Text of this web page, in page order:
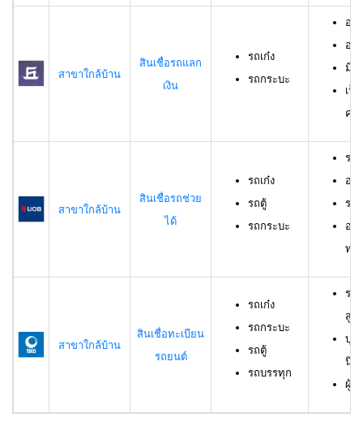
สาขาใกล้บ้าน
สินเชื่อรถแลก
เงิน
รถเก๋ง
รถกระบะ
อา
อา
มีร
เป็
คร
สาขาใกล้บ้าน
สินเชื่อรถช่วย
ได้
รถเก๋ง
รถตู้
รถกระบะ
รถ
อา
รา
อา
ทด
สาขาใกล้บ้าน
สินเชื่อทะเบียน
รถยนต์
รถเก๋ง
รถกระบะ
รถตู้
รถบรรทุก
รถ
สูง
บุค
นิติ
ผู้กู้